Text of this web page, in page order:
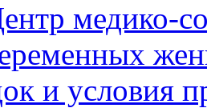
медико-
и условия